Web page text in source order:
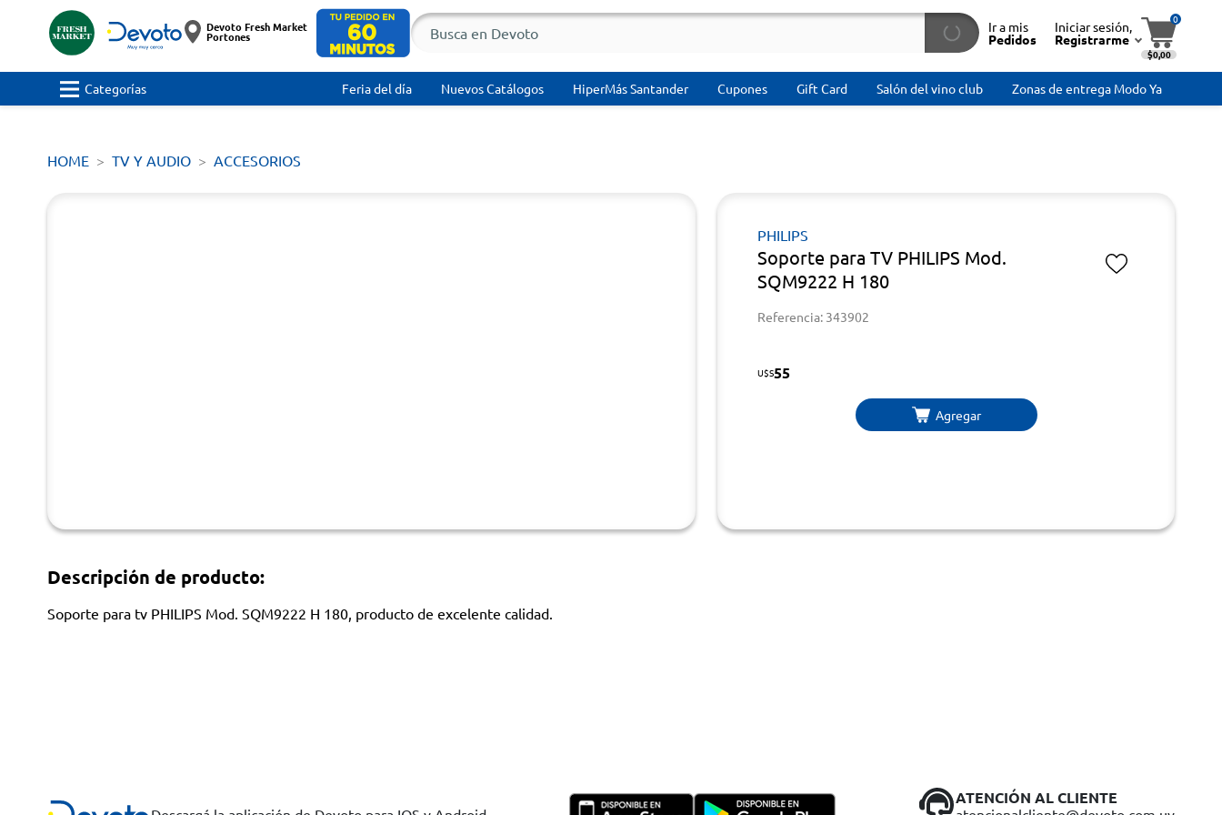
Devoto Fresh Market
Portones
Ir a mis
Pedidos
Iniciar sesión,
Registrarme
0
$0,00
Categorías Feria del día Nuevos Catálogos HiperMás Santander Cupones Gift Card Salón del vino club Zonas de entrega Modo Ya
HOME TV Y AUDIO ACCESORIOS
PHILIPS
Soporte para TV PHILIPS Mod.
SQM9222 H 180
Referencia: 343902
U$S55
Agregar
Descripción de producto:
Soporte para tv PHILIPS Mod. SQM9222 H 180, producto de excelente calidad.
ATENCIÓN AL CLIENTE